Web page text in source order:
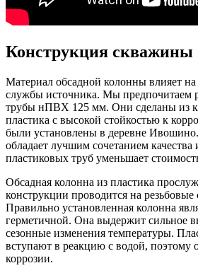
Конструкция скважины
Материал обсадной колонны влияет
службы источника. Мы предпочитаем
трубы нПВХ 125 мм. Они сделаны из
пластика с высокой стойкостью к
были установлены в деревне
обладает лучшим сочетанием
пластиковых труб уменьшает
Обсадная колонна из пластика
конструкции проводится на резьбовые
Правильно установленная колонна
герметичной. Она выдержит сильное
сезонные изменения температуры.
вступают в реакцию с водой, поэтому
коррозии.